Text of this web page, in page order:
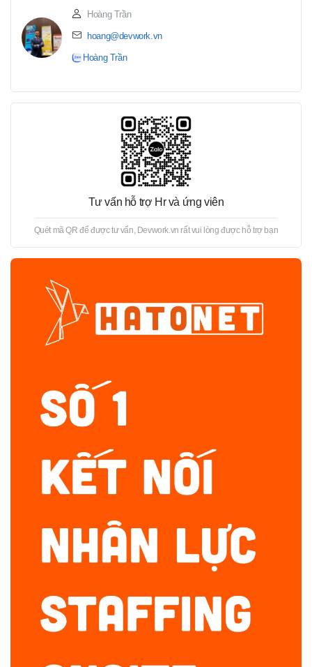
Hoàng Trần
hoang@devwork.vn
Hoàng Trần
Tư vấn hỗ trợ Hr và ứng viên
Quét mã QR để được tư vấn, Devwork.vn rất vui lòng được hỗ trợ bạn